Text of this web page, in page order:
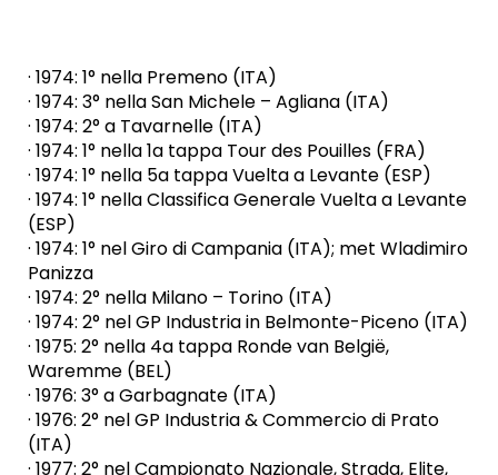
· 1974: 1° nella Premeno (ITA)
· 1974: 3° nella San Michele – Agliana (ITA)
· 1974: 2° a Tavarnelle (ITA)
· 1974: 1° nella 1a tappa Tour des Pouilles (FRA)
· 1974: 1° nella 5a tappa Vuelta a Levante (ESP)
· 1974: 1° nella Classifica Generale Vuelta a Levante
(ESP)
· 1974: 1° nel Giro di Campania (ITA); met Wladimiro
Panizza
· 1974: 2° nella Milano – Torino (ITA)
· 1974: 2° nel GP Industria in Belmonte-Piceno (ITA)
· 1975: 2° nella 4a tappa Ronde van België,
Waremme (BEL)
· 1976: 3° a Garbagnate (ITA)
· 1976: 2° nel GP Industria & Commercio di Prato
(ITA)
· 1977: 2° nel Campionato Nazionale, Strada, Elite,